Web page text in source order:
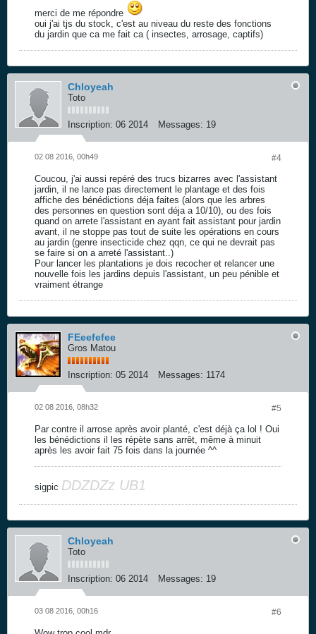
merci de me répondre
oui j'ai tjs du stock, c'est au niveau du reste des fonctions
du jardin que ca me fait ca ( insectes, arrosage, captifs)
Chloyeah
Toto
Inscription: 06 2014 Messages: 19
#4
02 08 2016, 00h49
Coucou, j'ai aussi repéré des trucs bizarres avec l'assistant
jardin, il ne lance pas directement le plantage et des fois
affiche des bénédictions déja faites (alors que les arbres
des personnes en question sont déja a 10/10), ou des fois
quand on arrete l'assistant en ayant fait assistant pour jardin
avant, il ne stoppe pas tout de suite les opérations en cours
au jardin (genre insecticide chez qqn, ce qui ne devrait pas
se faire si on a arreté l'assistant..)
Pour lancer les plantations je dois recocher et relancer une
nouvelle fois les jardins depuis l'assistant, un peu pénible et
vraiment étrange
FEeefefee
Gros Matou
Inscription: 05 2014 Messages: 1174
#5
02 08 2016, 08h32
Par contre il arrose après avoir planté, c'est déjà ça lol ! Oui
les bénédictions il les répète sans arrêt, même à minuit
après les avoir fait 75 fois dans la journée ^^
sigpic DDZDZz UB1
Chloyeah
Toto
Inscription: 06 2014 Messages: 19
#6
03 08 2016, 00h16